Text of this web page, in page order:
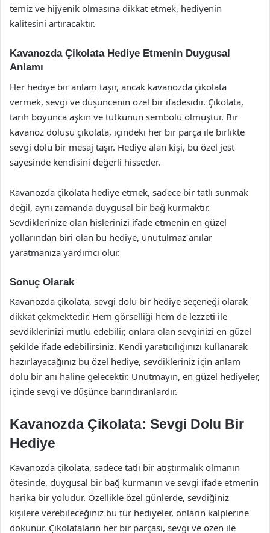
temiz ve hijyenik olmasına dikkat etmek, hediyenin
kalitesini artıracaktır.
Kavanozda Çikolata Hediye Etmenin Duygusal
Anlamı
Her hediye bir anlam taşır, ancak kavanozda çikolata
vermek, sevgi ve düşüncenin özel bir ifadesidir. Çikolata,
tarih boyunca aşkın ve tutkunun sembolü olmuştur. Bir
kavanoz dolusu çikolata, içindeki her bir parça ile birlikte
sevgi dolu bir mesaj taşır. Hediye alan kişi, bu özel jest
sayesinde kendisini değerli hisseder.
Kavanozda çikolata hediye etmek, sadece bir tatlı sunmak
değil, aynı zamanda duygusal bir bağ kurmaktır.
Sevdiklerinize olan hislerinizi ifade etmenin en güzel
yollarından biri olan bu hediye, unutulmaz anılar
yaratmanıza yardımcı olur.
Sonuç Olarak
Kavanozda çikolata, sevgi dolu bir hediye seçeneği olarak
dikkat çekmektedir. Hem görselliği hem de lezzeti ile
sevdiklerinizi mutlu edebilir, onlara olan sevginizi en güzel
şekilde ifade edebilirsiniz. Kendi yaratıcılığınızı kullanarak
hazırlayacağınız bu özel hediye, sevdikleriniz için anlam
dolu bir anı haline gelecektir. Unutmayın, en güzel hediyeler,
içinde sevgi ve düşünce barındıranlardır.
Kavanozda Çikolata: Sevgi Dolu Bir
Hediye
Kavanozda çikolata, sadece tatlı bir atıştırmalık olmanın
ötesinde, duygusal bir bağ kurmanın ve sevgi ifade etmenin
harika bir yoludur. Özellikle özel günlerde, sevdiğiniz
kişilere verebileceğiniz bu tür hediyeler, onların kalplerine
dokunur. Çikolataların her bir parçası, sevgi ve özen ile